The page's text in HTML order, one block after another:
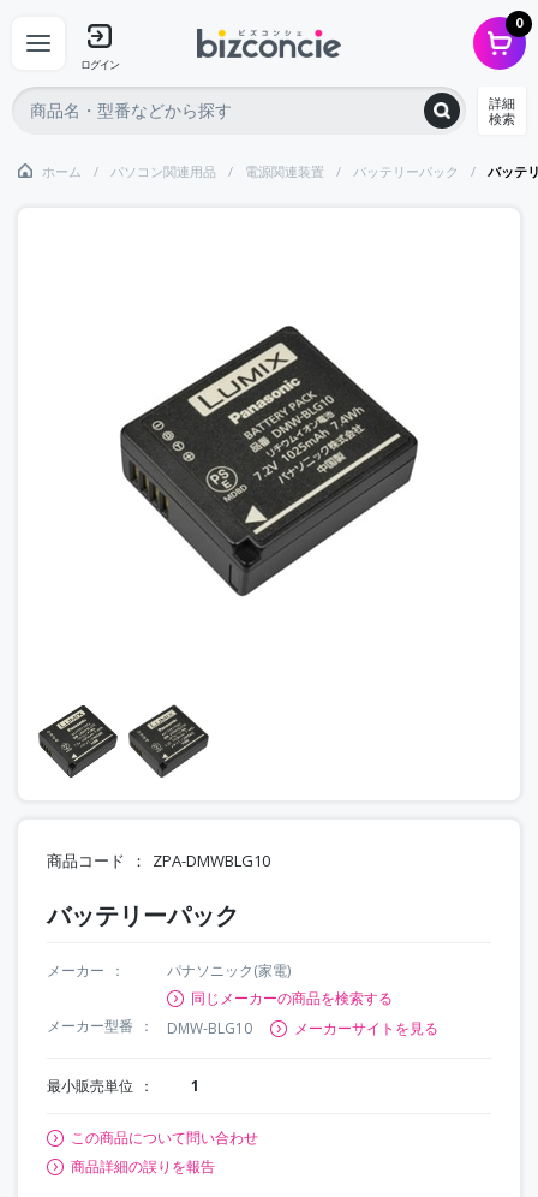
ログイン
0
詳細
検索
ホーム パソコン関連用品 電源関連装置 バッテリーパック バッテ
商品コード ZPA-DMWBLG10
バッテリーパック
メーカー
パナソニック(家電)
同じメーカーの商品を検索する
メーカー型番
DMW-BLG10 メーカーサイトを見る
最小販売単位 1
この商品について問い合わせ
商品詳細の誤りを報告